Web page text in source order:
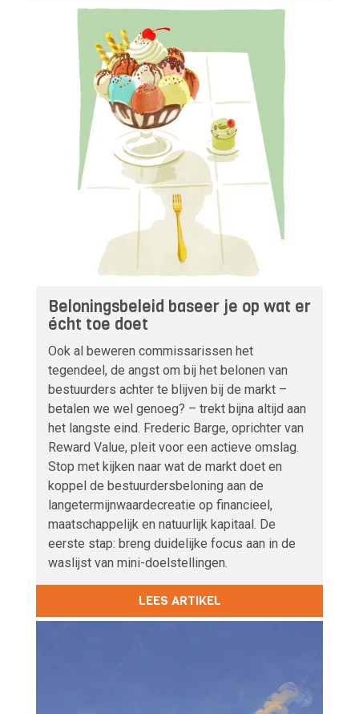
Beloningsbeleid baseer je op wat er
écht toe doet
Ook al beweren commissarissen het
tegendeel, de angst om bij het belonen van
bestuurders achter te blijven bij de markt –
betalen we wel genoeg? – trekt bijna altijd aan
het langste eind. Frederic Barge, oprichter van
Reward Value, pleit voor een actieve omslag.
Stop met kijken naar wat de markt doet en
koppel de bestuurdersbeloning aan de
langetermijnwaardecreatie op financieel,
maatschappelijk en natuurlijk kapitaal. De
eerste stap: breng duidelijke focus aan in de
waslijst van mini-doelstellingen.
LEES ARTIKEL